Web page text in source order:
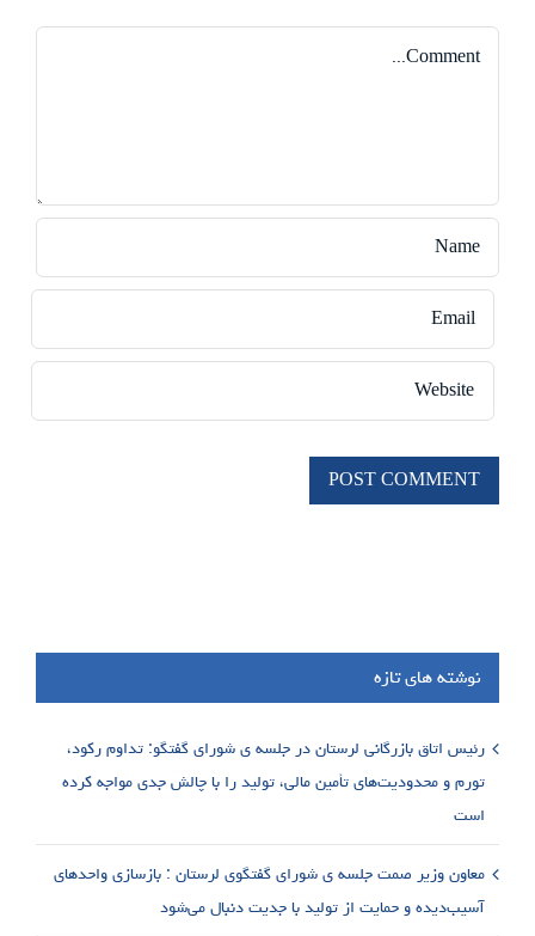
نوشته های تازه
رئیس اتاق بازرگانی لرستان در جلسه ی شورای گفتگو: تداوم رکود،
تورم و محدودیت‌های تأمین مالی، تولید را با چالش جدی مواجه کرده
است
معاون وزیر صمت جلسه ی شورای گفتگوی لرستان : بازسازی واحدهای
آسیب‌دیده و حمایت از تولید با جدیت دنبال می‌شود